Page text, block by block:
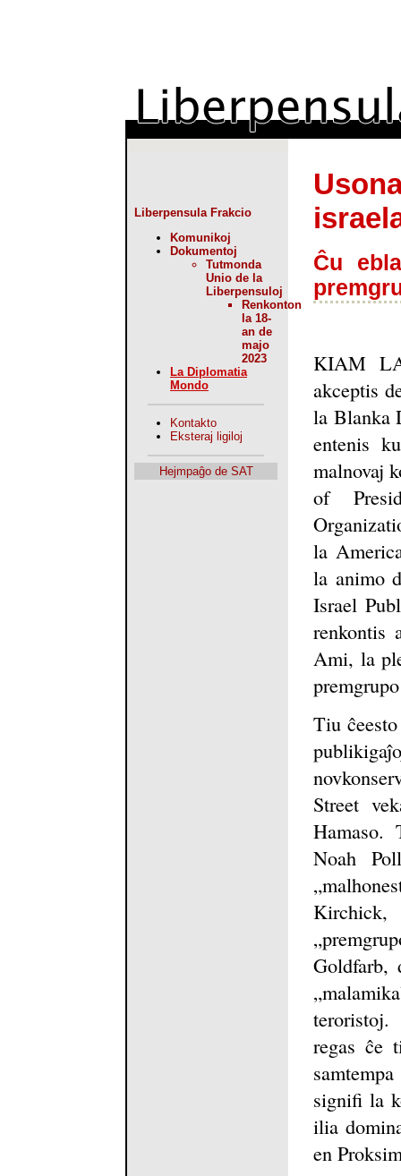
Liberpensula Frakcio
Komunikoj
Dokumentoj
Tutmonda
Unio de la
Liberpensuloj
Renkonton
la 18-
an de
majo
2023
La Diplomatia
Mondo
Kontakto
Eksteraj ligiloj
Hejmpaĝo de SAT
Ĉu
KIAM
akceptis
la Blanka
entenis
malnovaj
of
la
la animo
Israel
renkontis
Ami, la
Tiu
Street
Hamaso.
Noah
Goldfarb,
regas ĉe
signifi la
ilia
en